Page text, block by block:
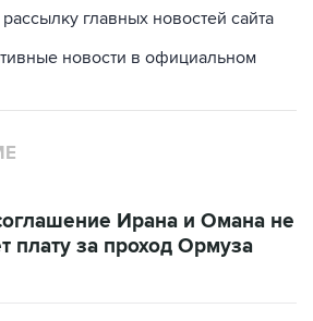
новости в официальном
плату за проход Ормуза